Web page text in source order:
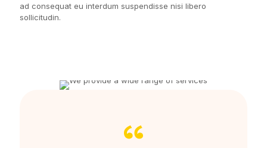
ad consequat eu interdum suspendisse nisi libero
sollicitudin.